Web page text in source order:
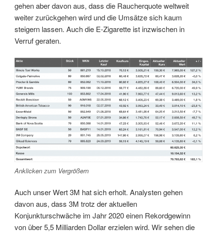
gehen aber davon aus, dass die Raucherquote weltweit
weiter zurückgehen wird und die Umsätze sich kaum
steigern lassen. Auch die E-Zigarette ist inzwischen in
Verruf geraten.
Anklicken zum Vergrößern
Auch unser Wert 3M hat sich erholt. Analysten gehen
davon aus, dass 3M trotz der aktuellen
Konjunkturschwäche im Jahr 2020 einen Rekordgewinn
von über 5,5 Milliarden Dollar erzielen wird. Wir sehen die